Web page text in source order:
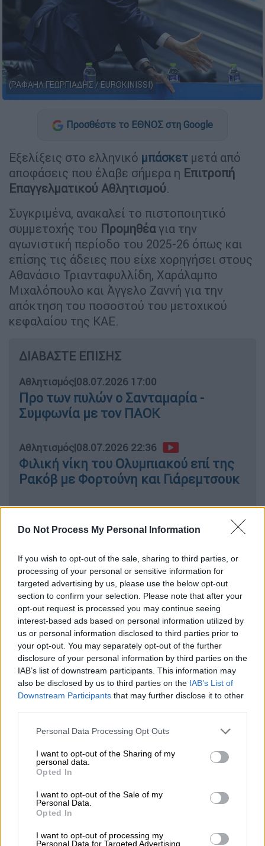
Do Not Process My Personal Information
If you wish to opt-out of the sale, sharing to third parties, or
processing of your personal or sensitive information for
targeted advertising by us, please use the below opt-out
section to confirm your selection. Please note that after your
opt-out request is processed you may continue seeing
interest-based ads based on personal information utilized by
us or personal information disclosed to third parties prior to
your opt-out. You may separately opt-out of the further
disclosure of your personal information by third parties on the
IAB’s list of downstream participants. This information may
also be disclosed by us to third parties on the IAB’s List of
Downstream Participants that may further disclose it to other
Please note that this website/app uses one or more Google
not limited to your visit or usage behaviour. You may click to
grant or deny consent to Google and its third-party tags to
use your data for below specified purposes in below Google
consent section.
Personal Data Processing Opt Outs
I want to opt-out of the Sharing of my
personal data.
Opted In
I want to opt-out of the Sale of my
Personal Data.
Opted In
I want to opt-out of processing my
Personal Data for Targeted Advertising.
(ΡΑΦΑΗΛ ΓΕΩΡΓΙΑΔΗΣ / EUROKINISSI)
Προσθέστε το ΕΘΝΟΣ στη Google
Εξελίξεις στο ελληνικό μπάσκετ μετά από
αποφάσεις που έλαβε σήμερα η Επιτροπή
Επαγγελματικού Αθλητισμού.
Συγκριμένα, ανακαλεί το πιστοποιητικό
συμμετοχής του Προμηθέαγια την
αγωνιστική περίοδο του 2025-26 όπως και
επίσης τις άδειες που είχε χορηγήσει στους
Αθανάσιο Τριανταφυλλίδη, Χαράλαμπο
Μιχαλόπουλο και Άγγελο Ζαννή για την
απόκτηση του ποσοστού του μετοχικού
κεφαλαίου της ΚΑΕ.
ΔΙΑΒΑΣΤΕ ΕΠΙΣΗΣ
Αθλητισμός|08.07.2026 17:00
Προ των πυλών ο Σανταμαρία -
Συμφωνία με τον ΠΑΟΚ
Αθλητισμός|08.07.2026 22:36
Φιλική νίκη του Ολυμπιακού επί της
Ρακόβ με Φορτούνη και Γιάρεμτσουκ
Τέλος, αποφάσισε και την επιβολή
προστίμου ύψους 50.000 ευρώ στον
Ευάγγελο Λιόλιο, πρόεδρο τηςΕλληνικής
Ομοσπονδίας Καλαθοσφαίρισης, ως
κρίνοντας τον ένοχο «ως ένα πρόσωπο που
σχετίζεται και συνδέεται με οποιονδήποτε
τρόπο με την ΚΑΕ», όπως αναφέρει
χαρακτηριστικά την απόφαση της.
Aναλυτικά η ανακοίνωση της ΕΕΑ
1. Κλήση σε ακρόαση ΚΑΕ ΠΡΟΜΗΘΕΑΣ
ΠΑΤΡΩΝ,
1) για ανάκληση του χορηγηθέντος
πιστοποιητικού αγωνιστικής περιόδου
2025-2026 κατ΄άρθρο 77Α παρ.παρ.3 εδ. τελ.
Ν.2725/1999 όπως ισχύουν,
2) για ανάκληση των από 10.07.2020
αποφάσεων της Επιτροπής, με τις οποίες